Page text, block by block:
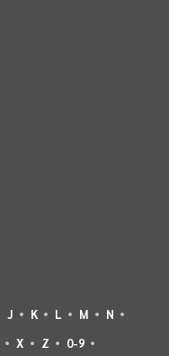
J K L M
N
X Z 0-9